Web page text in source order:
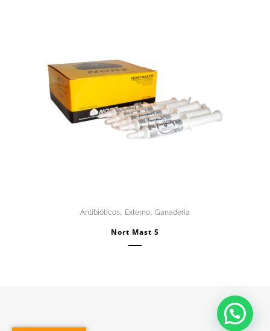
Antibióticos, Externo, Ganadería
Nort Mast S